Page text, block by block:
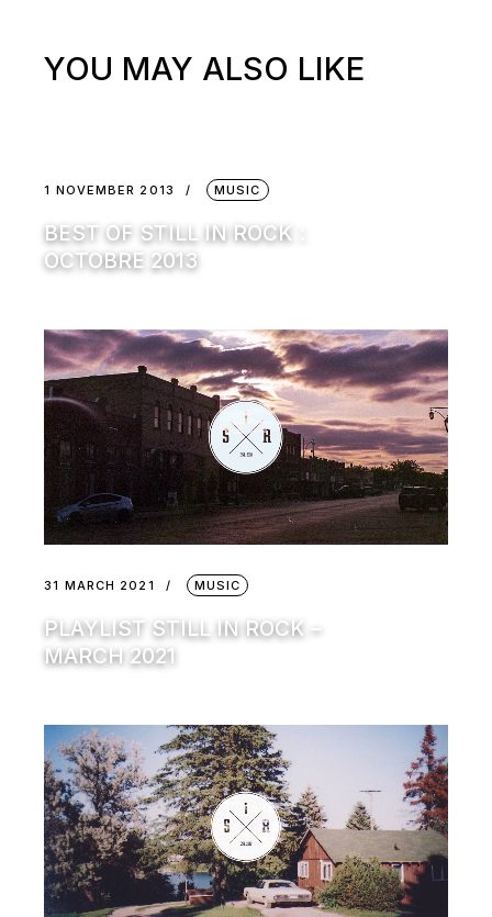
YOU MAY ALSO LIKE
1 NOVEMBER 2013 MUSIC
BEST OF STILL IN ROCK :
OCTOBRE 2013
31 MARCH 2021 MUSIC
PLAYLIST STILL IN ROCK –
MARCH 2021